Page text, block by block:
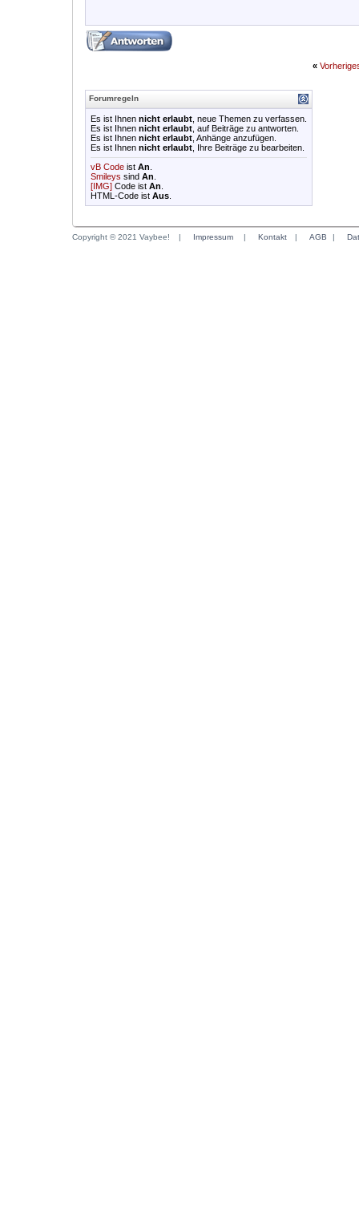
«
Forumregeln
Es ist Ihnen nicht erlaubt , neue Themen zu verfassen.
Es ist Ihnen nicht erlaubt , auf Beiträge zu antworten.
Es ist Ihnen nicht erlaubt , Anhänge anzufügen.
Es ist Ihnen nicht erlaubt , Ihre Beiträge zu bearbeiten.
vB Code ist An
Smileys sind An
[IMG] Code ist An
HTML-Code ist Aus
Copyright © 2021 Vaybee! | Impressum | Kontakt | AGB |